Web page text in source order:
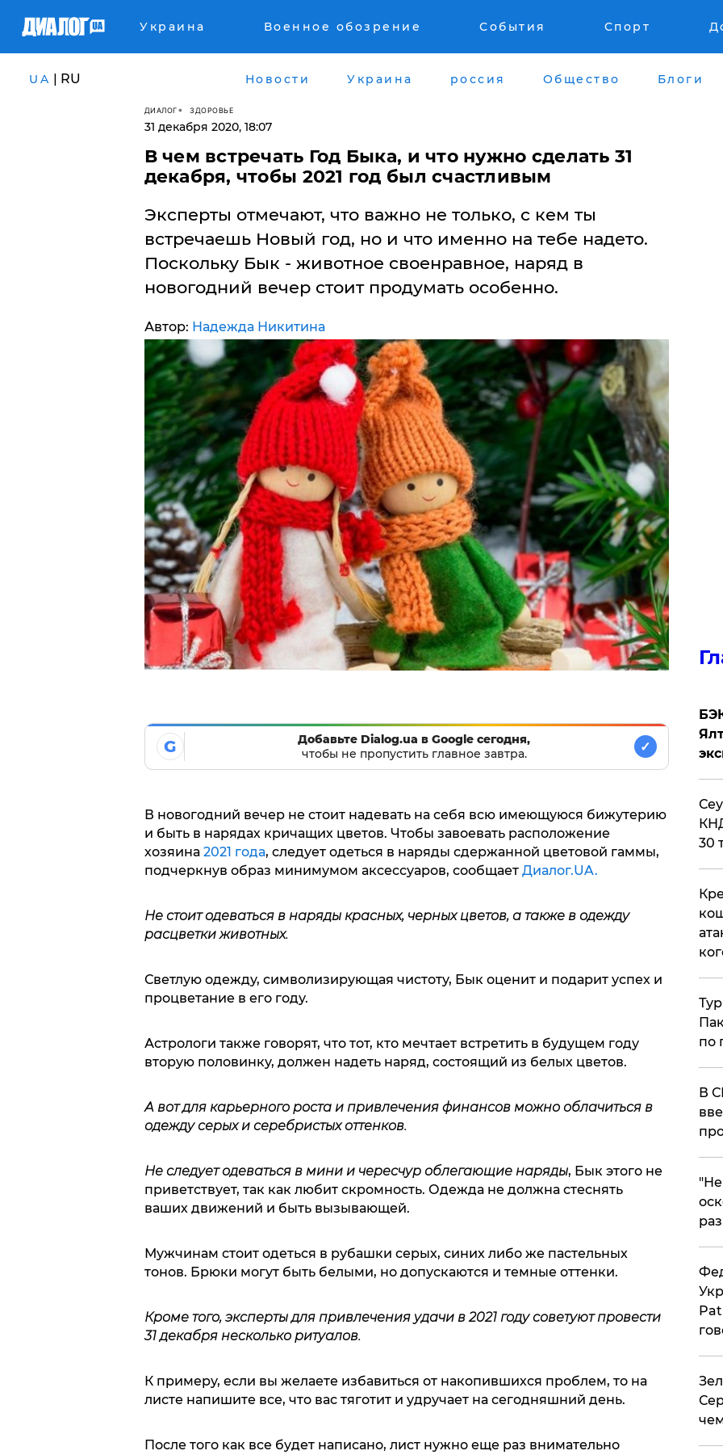
Украина Военное обозрение События Спорт
UA | RU Новости Украина россия Общество Блоги
ДИАЛОГ ЗДОРОВЬЕ
31 декабря 2020, 18:07
В чем встречать Год Быка, и что нужно сделать 31
декабря, чтобы 2021 год был счастливым
Эксперты отмечают, что важно не только, с кем ты
встречаешь Новый год, но и что именно на тебе надето.
Поскольку Бык - животное своенравное, наряд в
новогодний вечер стоит продумать особенно.
Автор: Надежда Никитина
G
Добавьте Dialog.ua в Google сегодня,
чтобы не пропустить главное завтра.
✓
В новогодний вечер не стоит надевать на себя всю имеющуюся бижутерию
и быть в нарядах кричащих цветов. Чтобы завоевать расположение
хозяина 2021 года, следует одеться в наряды сдержанной цветовой гаммы,
подчеркнув образ минимумом аксессуаров, сообщает Диалог.UA.
Не стоит одеваться в наряды красных, черных цветов, а также в одежду
расцветки животных.
Светлую одежду, символизирующая чистоту, Бык оценит и подарит успех и
процветание в его году.
Астрологи также говорят, что тот, кто мечтает встретить в будущем году
вторую половинку, должен надеть наряд, состоящий из белых цветов.
А вот для карьерного роста и привлечения финансов можно облачиться в
одежду серых и серебристых оттенков.
Не следует одеваться в мини и чересчур облегающие наряды, Бык этого не
приветствует, так как любит скромность. Одежда не должна стеснять
ваших движений и быть вызывающей.
Мужчинам стоит одеться в рубашки серых, синих либо же пастельных
тонов. Брюки могут быть белыми, но допускаются и темные оттенки.
Кроме того, эксперты для привлечения удачи в 2021 году советуют провести
31 декабря несколько ритуалов.
К примеру, если вы желаете избавиться от накопившихся проблем, то на
листе напишите все, что вас тяготит и удручает на сегодняшний день.
После того как все будет написано, лист нужно еще раз внимательно
30
по
В